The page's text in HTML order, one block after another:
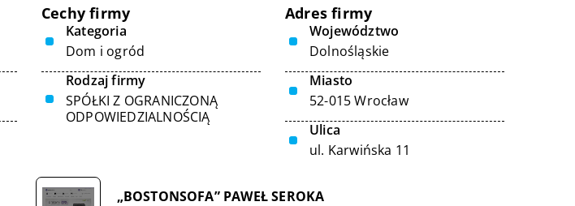
Cechy firmy
Kategoria
Dom i ogród
Rodzaj firmy
SPÓŁKI Z OGRANICZONĄ
ODPOWIEDZIALNOŚCIĄ
Adres firmy
Województwo
Dolnośląskie
Miasto
52-015 Wrocław
Ulica
ul. Karwińska 11
„BOSTONSOFA” PAWEŁ SEROKA